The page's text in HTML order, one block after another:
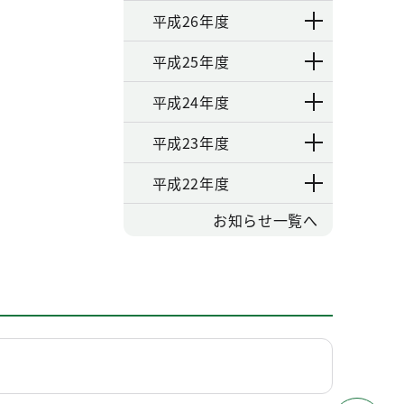
平成26年度
平成25年度
平成24年度
平成23年度
平成22年度
お知らせ一覧へ